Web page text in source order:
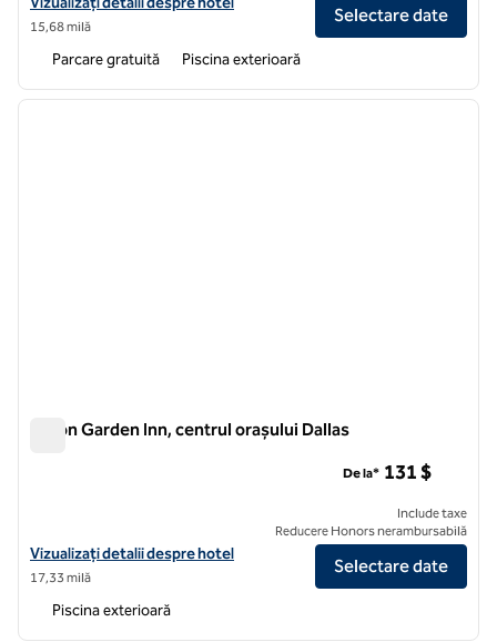
15,68 milă
Selectare date
Parcare gratuită Piscina exterioară
1 din 12
Hilton Garden Inn, centrul orașului Dallas
Vizualizați detaliile hotelului Hilton Garden Inn Downtown Dallas
Vizualizați detalii despre hotel
17,33 milă
De la* 131 $
Include taxe
Reducere Honors nerambursabilă
Selectare date
Piscina exterioară